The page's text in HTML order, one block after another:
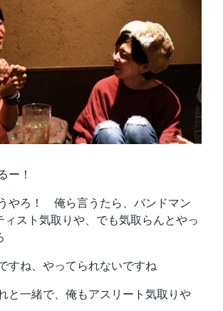
ー！
やろ！ 俺ら言うたら、バンドマン
ィスト気取りや、でも気取らんとやっ
すね、やってられないですね
と一緒で、俺もアスリート気取りや